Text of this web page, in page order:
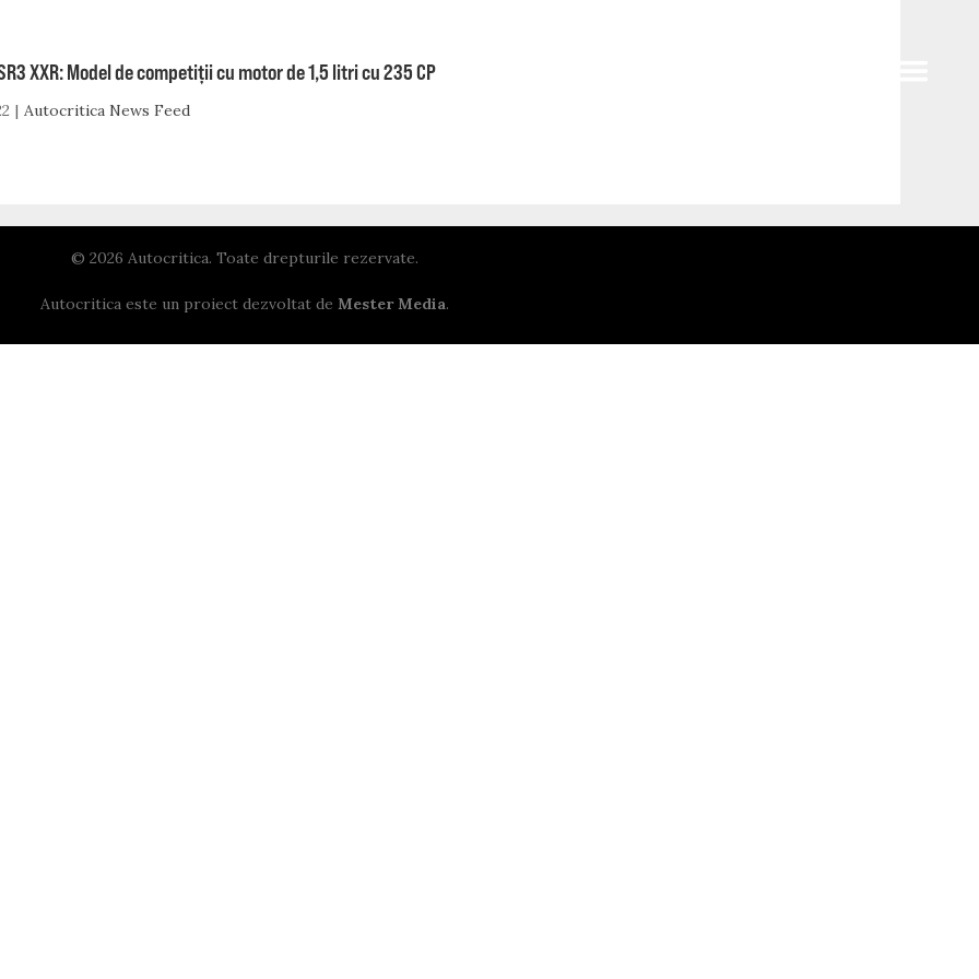
XXR: Model de competiții cu motor de 1,5 litri cu 235 CP
Autocritica News Feed
© 2026 Autocritica. Toate drepturile rezervate.
Autocritica este un proiect dezvoltat de Mester Media.